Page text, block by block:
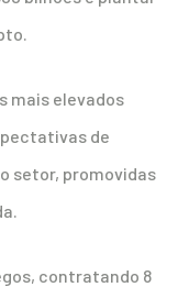
mais elevados
de
setor, promovidas
contratando 8